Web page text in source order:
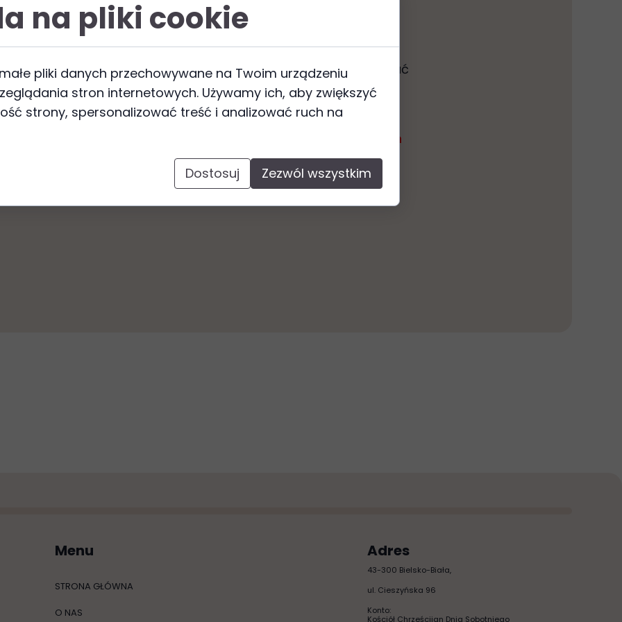
pragną prowadzić edukację biblijną w domu
przygotowana tak, aby w prosty i ciekawy sposób przybliżać
Słowa Bożego. To gotowe pomoce dydaktyczne, które
rozmowie i wspólnym odkrywaniu Bożych obietnic.
aby pobrać
8. Boża obietnica - Abram
Menu
STRONA GŁÓWNA
O NAS
Adres
43-300 Bielsko-Biała,
ul. Cieszyńska 96
Konto:
Kościół Chrześcijan Dnia Sobotniego
na pliki cookie
pliki danych przechowywane na Twoim urządzeniu
stron internetowych. Używamy ich, aby zwiększyć
strony, spersonalizować treść i analizować ruch na
Dostosuj Zezwól wszystkim